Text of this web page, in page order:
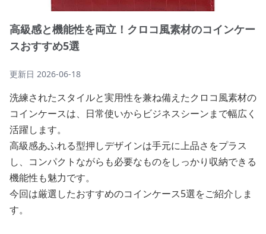
高級感と機能性を両立！クロコ風素材のコインケー
スおすすめ5選
更新日 2026-06-18
洗練されたスタイルと実用性を兼ね備えたクロコ風素材の
コインケースは、日常使いからビジネスシーンまで幅広く
活躍します。
高級感あふれる型押しデザインは手元に上品さをプラス
し、コンパクトながらも必要なものをしっかり収納できる
機能性も魅力です。
今回は厳選したおすすめのコインケース5選をご紹介しま
す。